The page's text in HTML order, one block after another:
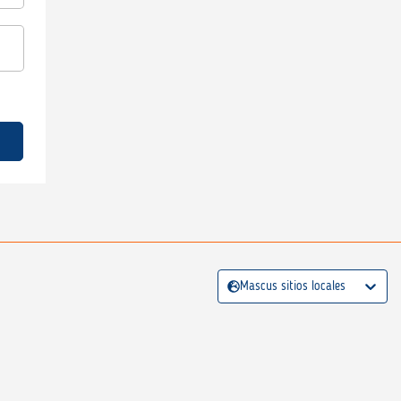
Mascus sitios locales